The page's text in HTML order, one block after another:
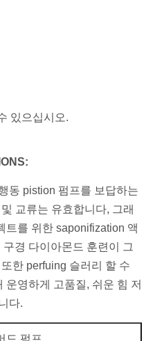
있으십시오.
동 pistion 펌프를 보답하는
교류는 유효합니다, 그래
트를 위한 saponifization 액
경 다이아몬드 훈련이 그
한 perfuing 슬러리 할 수
운영하게 고품질, 쉬운 힘 저
다.
드 펌프